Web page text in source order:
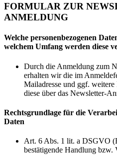
FORMULAR ZUR
ANMELDUNG
Welche personenbezogenen
welchem Umfang werden diese
Durch die Anmeldung zum
erhalten wir die im
Mailadresse und ggf.
diese über das Newsletter-
Rechtsgrundlage für die
Daten
Art. 6 Abs. 1 lit. a DSGVO
bestätigende Handlung bzw.